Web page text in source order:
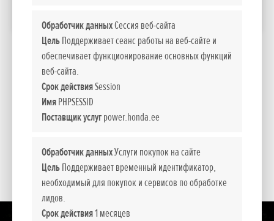
Обработчик данныхСессия веб-сайта
ЦельПоддерживает сеанс работы на веб-сайте и
обеспечивает функционирование основных функций
веб-сайта.
Срок действияSession
ИмяPHPSESSID
Поставщик услугpower.honda.ee
Обработчик данныхУслуги покупок на сайте
ЦельПоддерживает временный идентификатор,
необходимый для покупок и сервисов по обработке
лидов.
Срок действия1 месяцев
Рекомендуемые розничные цены.
Представленные цены, базовая комплектация и пакет дополнительного
оборудования носят информативный характер. NCG Import Baltics OÜ оставляет
за собой право изменить цены и набор оборудования или прекратить продажу
Цены содержат налог с оборота.